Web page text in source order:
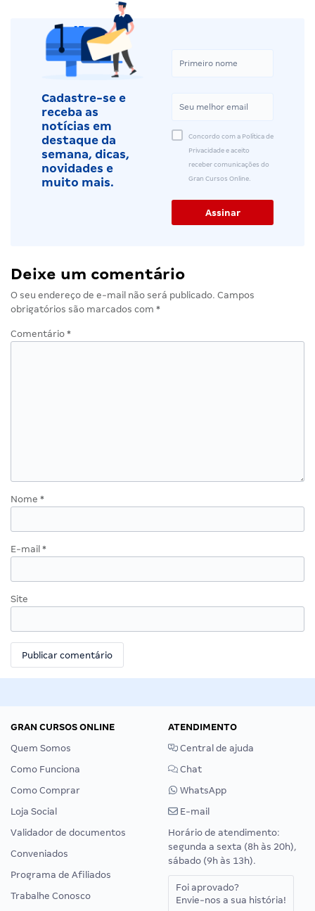
Cadastre-se e
receba as
notícias em
destaque da
semana, dicas,
novidades e
muito mais.
Concordo com a Política de
Privacidade e aceito
receber comunicações do
Gran Cursos Online.
Deixe um comentário
O seu endereço de e-mail não será publicado. Campos
obrigatórios são marcados com *
Comentário *
Nome *
E-mail *
Site
GRAN CURSOS ONLINE
Quem Somos
Como Funciona
Como Comprar
Loja Social
Validador de documentos
Conveniados
Programa de Afiliados
Trabalhe Conosco
ATENDIMENTO
Central de ajuda
Chat
WhatsApp
E-mail
Horário de atendimento:
segunda a sexta (8h às 20h),
sábado (9h às 13h).
Foi aprovado?
Envie-nos a sua história!